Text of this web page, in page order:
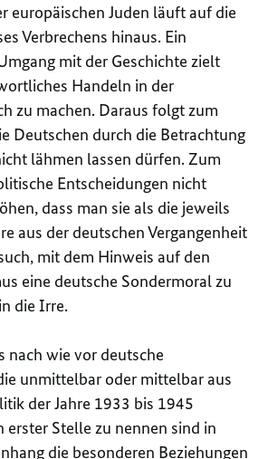
europäischen Juden läuft auf die
Verbrechens hinaus. Ein
mit der Geschichte zielt
Handeln in der
zu machen. Daraus folgt zum
Deutschen durch die Betrachtung
lähmen lassen dürfen. Zum
Entscheidungen nicht
dass man sie als die jeweils
aus der deutschen Vergangenheit
mit dem Hinweis auf den
eine deutsche Sondermoral zu
die Irre.
nach wie vor deutsche
unmittelbar oder mittelbar aus
der Jahre 1933 bis 1945
erster Stelle zu nennen sind in
die besonderen Beziehungen